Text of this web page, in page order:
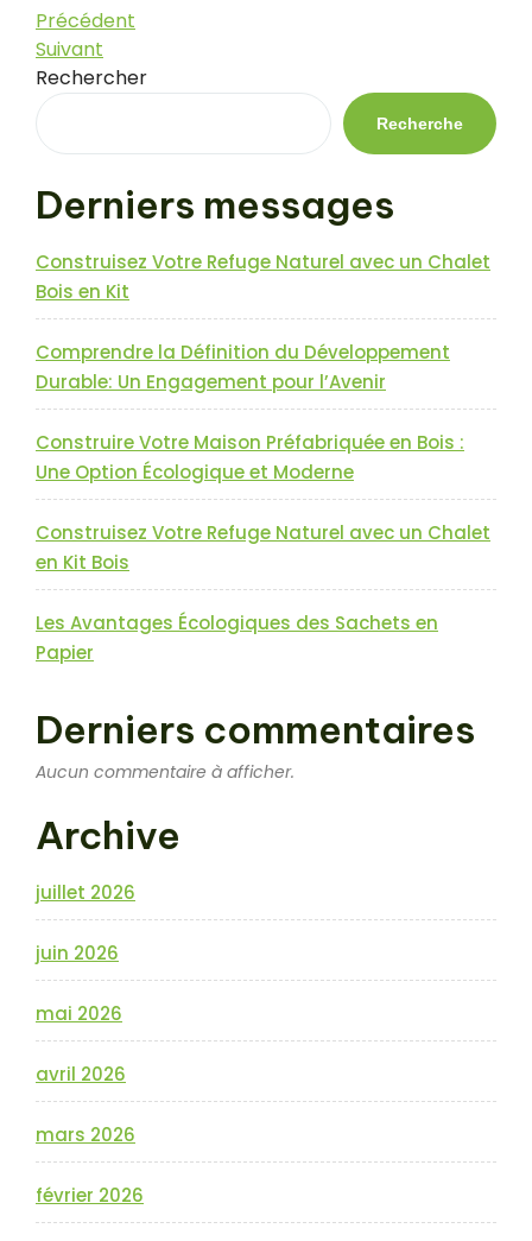
Navigation
de
l’article
Article
précédent
Précédent
Article
suivant
Suivant
Rechercher
Recherche
Derniers messages
Construisez Votre Refuge Naturel avec un Chalet
Bois en Kit
Comprendre la Définition du Développement
Durable: Un Engagement pour l’Avenir
Construire Votre Maison Préfabriquée en Bois :
Une Option Écologique et Moderne
Construisez Votre Refuge Naturel avec un Chalet
en Kit Bois
Les Avantages Écologiques des Sachets en
Papier
Derniers commentaires
Aucun commentaire à afficher.
Archive
juillet 2026
juin 2026
mai 2026
avril 2026
mars 2026
février 2026